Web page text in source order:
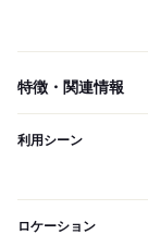
特徴・関連情報
利用シーン
ロケーション